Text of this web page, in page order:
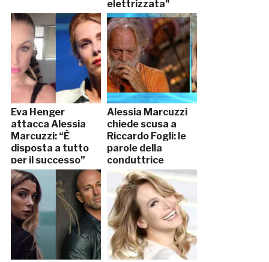
elettrizzata”
Eva Henger
attacca Alessia
Marcuzzi: “È
disposta a tutto
per il successo”
Alessia Marcuzzi
chiede scusa a
Riccardo Fogli: le
parole della
conduttrice